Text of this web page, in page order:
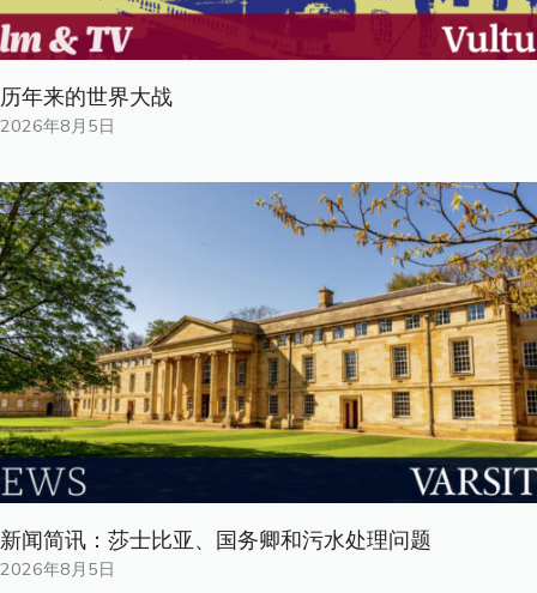
历年来的世界大战
2026年8月5日
新闻简讯：莎士比亚、国务卿和污水处理问题
2026年8月5日